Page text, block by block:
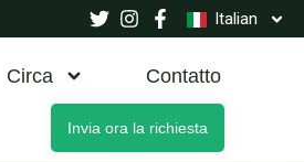
Italian
Circa Contatto
Invia ora la richiesta